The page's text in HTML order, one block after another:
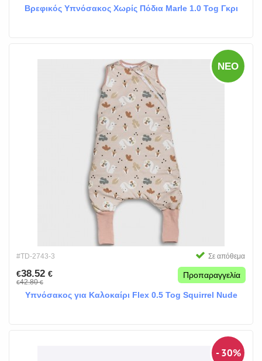
Βρεφικός Υπνόσακος Χωρίς Πόδια Marle 1.0 Tog Γκρι
ΝΈΟ
#TD-2743-3 Σε απόθεμα
€38.52 €
€42.80€
Προπαραγγελία
Υπνόσακος για Καλοκαίρι Flex 0.5 Tog Squirrel Nude
- 30%